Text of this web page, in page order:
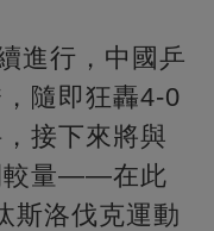
進行，中國乒
隨即狂轟4-0
接下來將與
較量——在此
斯洛伐克運動